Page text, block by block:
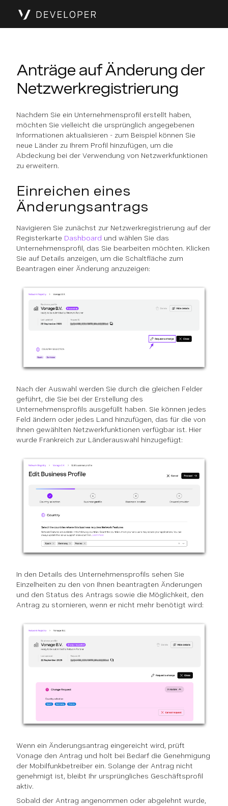
Anträge auf Änderung der
Netzwerkregistrierung
Nachdem Sie ein Unternehmensprofil erstellt haben,
möchten Sie vielleicht die ursprünglich angegebenen
Informationen aktualisieren - zum Beispiel können Sie
neue Länder zu Ihrem Profil hinzufügen, um die
Abdeckung bei der Verwendung von Netzwerkfunktionen
zu erweitern.
Einreichen eines
Änderungsantrags
Navigieren Sie zunächst zur Netzwerkregistrierung auf der
Registerkarte Dashboard und wählen Sie das
Unternehmensprofil, das Sie bearbeiten möchten. Klicken
Sie auf Details anzeigen, um die Schaltfläche zum
Beantragen einer Änderung anzuzeigen:
Nach der Auswahl werden Sie durch die gleichen Felder
geführt, die Sie bei der Erstellung des
Unternehmensprofils ausgefüllt haben. Sie können jedes
Feld ändern oder jedes Land hinzufügen, das für die von
Ihnen gewählten Netzwerkfunktionen verfügbar ist. Hier
wurde Frankreich zur Länderauswahl hinzugefügt:
In den Details des Unternehmensprofils sehen Sie
Einzelheiten zu den von Ihnen beantragten Änderungen
und den Status des Antrags sowie die Möglichkeit, den
Antrag zu stornieren, wenn er nicht mehr benötigt wird:
Wenn ein Änderungsantrag eingereicht wird, prüft
Vonage den Antrag und holt bei Bedarf die Genehmigung
der Mobilfunkbetreiber ein. Solange der Antrag nicht
genehmigt ist, bleibt Ihr ursprüngliches Geschäftsprofil
aktiv.
Sobald der Antrag angenommen oder abgelehnt wurde,